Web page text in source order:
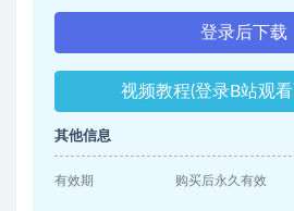
登录后下载
视频教程(登录B站观
其他信息
有效期 购买后永久有效